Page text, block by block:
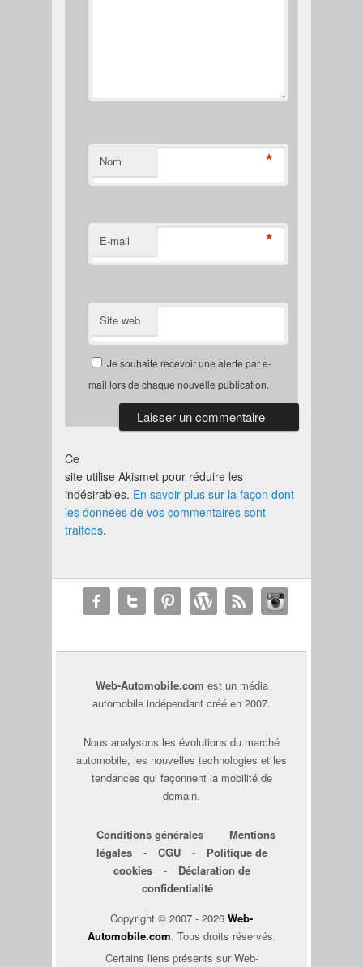
Nom *
E-mail *
Site web
Je souhaite recevoir une alerte par e-
mail lors de chaque nouvelle publication.
Ce
site utilise Akismet pour réduire les
indésirables. En savoir plus sur la façon dont
les données de vos commentaires sont
traitées.
Web-Automobile.com est un média
automobile indépendant créé en 2007.
Nous analysons les évolutions du marché
automobile, les nouvelles technologies et les
tendances qui façonnent la mobilité de
demain.
Conditions générales -
Mentions
légales
- CGU -
Politique de
cookies
-
Déclaration de
confidentialité
Copyright © 2007 - 2026 Web-
Automobile.com. Tous droits réservés.
Certains liens présents sur Web-